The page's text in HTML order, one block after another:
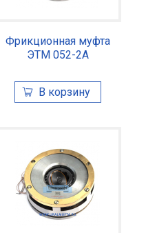
Фрикционная муфта
ЭТМ 052-2А